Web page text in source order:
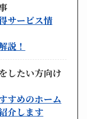
サービス情
説！
したい方向け
すめのホーム
介します